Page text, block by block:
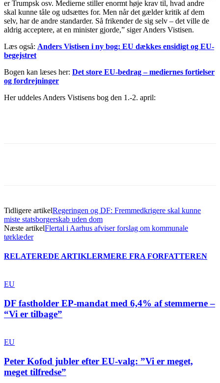
er Trumpsk osv. Medierne stiller enormt høje krav til, hvad andre
skal kunne tåle og udsættes for. Men når det gælder kritik af dem
selv, har de andre standarder. Så frikender de sig selv – det ville de
aldrig acceptere, at en minister gjorde,” siger Anders Vistisen.
Læs også: Anders Vistisen i ny bog: EU dækkes ensidigt og EU-
begejstret
Bogen kan læses her: Det store EU-bedrag – mediernes fortielser
og fordrejninger
Her uddeles Anders Vistisens bog den 1.-2. april:
Tidligere artikelRegeringen og DF: Fremmedkrigere skal kunne
miste statsborgerskab uden dom
Næste artikelFlertal i Aarhus afviser forslag om kommunale
tørklæder
RELATEREDE ARTIKLERMERE FRA FORFATTEREN
EU
DF fastholder EP-mandat med 6,4% af stemmerne –
“Vi er tilbage”
EU
Peter Kofod jubler efter EU-valg: ”Vi er meget,
meget tilfredse”